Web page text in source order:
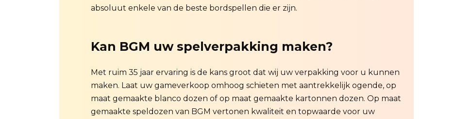
absoluut enkele van de beste bordspellen die er zijn.
Kan BGM uw spelverpakking maken?
Met ruim 35 jaar ervaring is de kans groot dat wij uw verpakking voor u kunnen
maken. Laat uw gameverkoop omhoog schieten met aantrekkelijk ogende, op
maat gemaakte blanco dozen of op maat gemaakte kartonnen dozen. Op maat
gemaakte speldozen van BGM vertonen kwaliteit en topwaarde voor uw